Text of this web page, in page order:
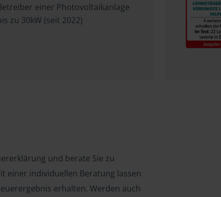
einer Photovoltaikanlage
zu 30kW (seit 2022)
und berate Sie zu
einer individuellen Beratung lassen
erhalten. Werden auch